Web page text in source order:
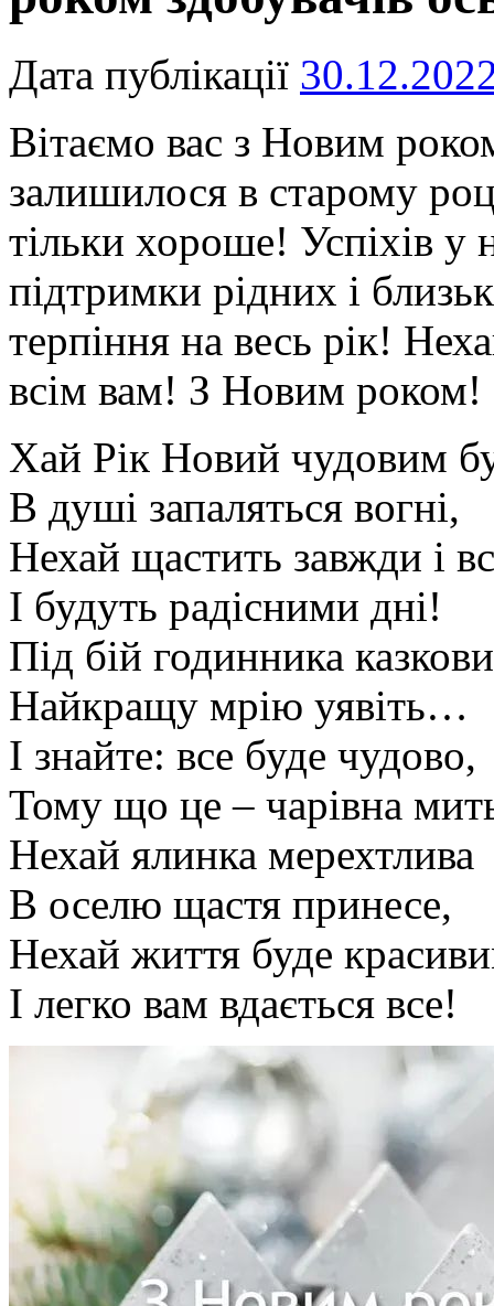
Дата публікації
Вітаємо вас з Новим
залишилося в старому
тільки хороше! Успіхів у
підтримки рідних і
терпіння на весь рік!
всім вам! З Новим роком!
Хай Рік Новий чудовим
В душі запаляться вогні,
Нехай щастить завжди і
І будуть радісними дні!
Під бій годинника
Найкращу мрію уявіть…
І знайте: все буде чудово,
Тому що це – чарівна
Нехай ялинка мерехтлива
В оселю щастя принесе,
Нехай життя буде
І легко вам вдається все!